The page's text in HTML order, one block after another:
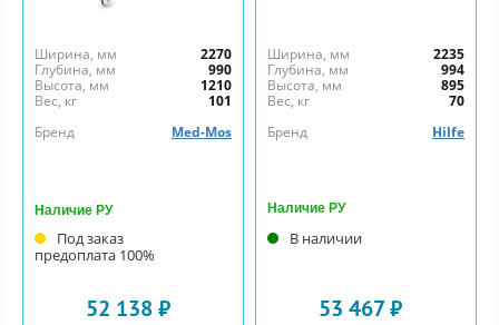
Ширина, мм
2270
Глубина, мм
990
Высота, мм
1210
Вес, кг
101
Бренд
Med-Mos
Наличие РУ
Под заказ
предоплата 100%
52 138 ₽
Ширина, мм
2235
Глубина, мм
994
Высота, мм
895
Вес, кг
70
Бренд
Hilfe
Наличие РУ
В наличии
53 467 ₽